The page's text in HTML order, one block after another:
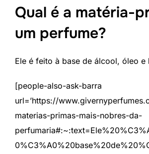
Qual é a matéria-
um perfume?
Ele é feito à base de álcool, óleo e
[people-also-ask-barra
url=’https://
materias-primas-mais-nobres-da-